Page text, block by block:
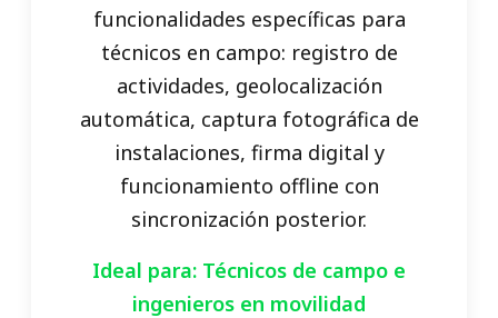
funcionalidades específicas para
técnicos en campo: registro de
actividades, geolocalización
automática, captura fotográfica de
instalaciones, firma digital y
funcionamiento offline con
sincronización posterior.
Ideal para: Técnicos de campo e
ingenieros en movilidad